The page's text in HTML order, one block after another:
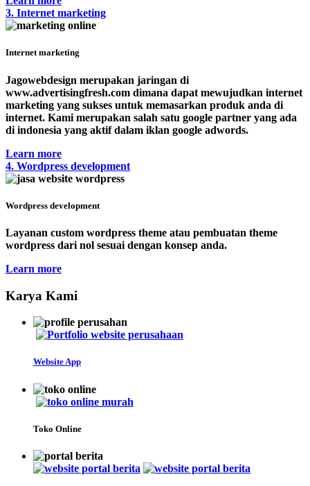
3. Internet marketing
Internet marketing
Jagowebdesign merupakan jaringan di
www.advertisingfresh.com dimana dapat mewujudkan internet
marketing yang sukses untuk memasarkan produk anda di
internet. Kami merupakan salah satu google partner yang ada
di indonesia yang aktif dalam iklan google adwords.
Learn more
4. Wordpress development
Wordpress development
Layanan custom wordpress theme atau pembuatan theme
wordpress dari nol sesuai dengan konsep anda.
Learn more
Karya Kami
Website App
Toko Online